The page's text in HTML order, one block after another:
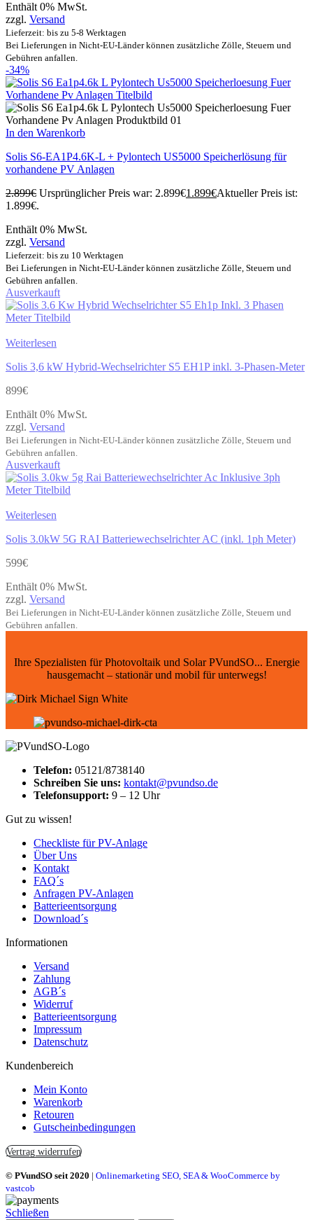
Enthält 0% MwSt.
zzgl. Versand
Lieferzeit: bis zu 5-8 Werktagen
Bei Lieferungen in Nicht-EU-Länder können zusätzliche Zölle, Steuern und
Gebühren anfallen.
-34%
In den Warenkorb
Solis S6-EA1P4.6K-L + Pylontech US5000 Speicherlösung für
vorhandene PV Anlagen
2.899€ Ursprünglicher Preis war: 2.899€1.899€Aktueller Preis ist:
1.899€.
Enthält 0% MwSt.
zzgl. Versand
Lieferzeit: bis zu 10 Werktagen
Bei Lieferungen in Nicht-EU-Länder können zusätzliche Zölle, Steuern und
Gebühren anfallen.
Ausverkauft
Weiterlesen
Solis 3,6 kW Hybrid-Wechselrichter S5 EH1P inkl. 3-Phasen-Meter
899€
Enthält 0% MwSt.
zzgl. Versand
Bei Lieferungen in Nicht-EU-Länder können zusätzliche Zölle, Steuern und
Gebühren anfallen.
Ausverkauft
Weiterlesen
Solis 3.0kW 5G RAI Batteriewechselrichter AC (inkl. 1ph Meter)
599€
Enthält 0% MwSt.
zzgl. Versand
Bei Lieferungen in Nicht-EU-Länder können zusätzliche Zölle, Steuern und
Gebühren anfallen.
Ihre Spezialisten für Photovoltaik und Solar PVundSO... Energie
hausgemacht – stationär und mobil für unterwegs!
Telefon: 05121/8738140
Schreiben Sie uns: kontakt@pvundso.de
Telefonsupport: 9 – 12 Uhr
Gut zu wissen!
Checkliste für PV-Anlage
Über Uns
Kontakt
FAQ´s
Anfragen PV-Anlagen
Batterieentsorgung
Download´s
Informationen
Versand
Zahlung
AGB´s
Widerruf
Batterieentsorgung
Impressum
Datenschutz
Kundenbereich
Mein Konto
Warenkorb
Retouren
Gutscheinbedingungen
Vertrag widerrufen
© PVundSO seit 2020 | Onlinemarketing SEO, SEA & WooCommerce by
vastcob
Schließen